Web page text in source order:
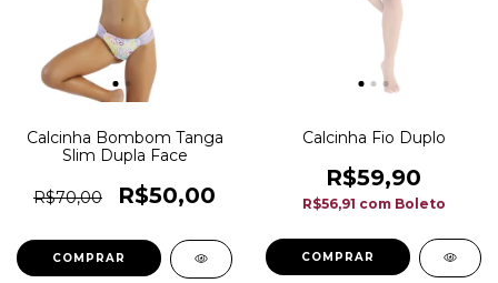
Calcinha Bombom Tanga
Slim Dupla Face
R$70,00 R$50,00
COMPRAR
Calcinha Fio Duplo
R$59,90
R$56,91 com Boleto
COMPRAR